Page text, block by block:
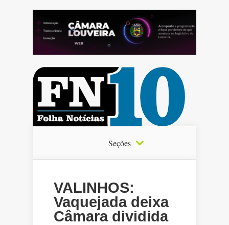
Seções
VALINHOS:
Vaquejada deixa
Câmara dividida